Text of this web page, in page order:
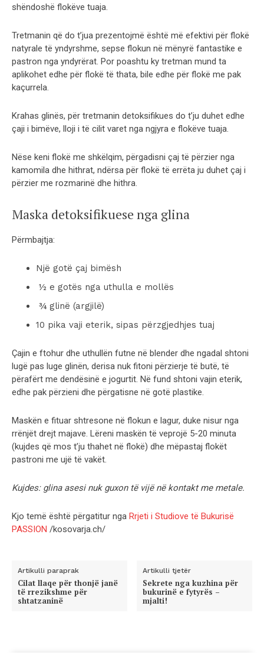
shëndoshë flokëve tuaja.
Tretmanin që do t’jua prezentojmë është më efektivi për flokë
natyrale të yndyrshme, sepse flokun në mënyrë fantastike e
pastron nga yndyrërat. Por poashtu ky tretman mund ta
aplikohet edhe për flokë të thata, bile edhe për flokë me pak
kaçurrela.
Krahas glinës, për tretmanin detoksifikues do t’ju duhet edhe
çaji i bimëve, lloji i të cilit varet nga ngjyra e flokëve tuaja.
Nëse keni flokë me shkëlqim, përgadisni çaj të përzier nga
kamomila dhe hithrat, ndërsa për flokë të errëta ju duhet çaj i
përzier me rozmarinë dhe hithra.
Maska detoksifikuese nga glina
Përmbajtja:
Një gotë çaj bimësh
½ e gotës nga uthulla e mollës
¾ glinë (argjilë)
10 pika vaji eterik, sipas përzgjedhjes tuaj
Çajin e ftohur dhe uthullën futne në blender dhe ngadal shtoni
lugë pas luge glinën, derisa nuk fitoni përzierje të butë, të
përafërt me dendësinë e jogurtit. Në fund shtoni vajin eterik,
edhe pak përzieni dhe përgatisne në gotë plastike.
Maskën e fituar shtresone në flokun e lagur, duke nisur nga
rrënjët drejt majave. Lëreni maskën të veprojë 5-20 minuta
(kujdes që mos t’ju thahet në flokë) dhe mëpastaj flokët
pastroni me ujë të vakët.
Kujdes: glina asesi nuk guxon të vijë në kontakt me metale.
Kjo temë është përgatitur nga Rrjeti i Studiove të Bukurisë
PASSION /kosovarja.ch/
Artikulli paraprak
Cilat llaqe për thonjë janë
të rrezikshme për
shtatzaninë
Artikulli tjetër
Sekrete nga kuzhina për
bukurinë e fytyrës –
mjalti!